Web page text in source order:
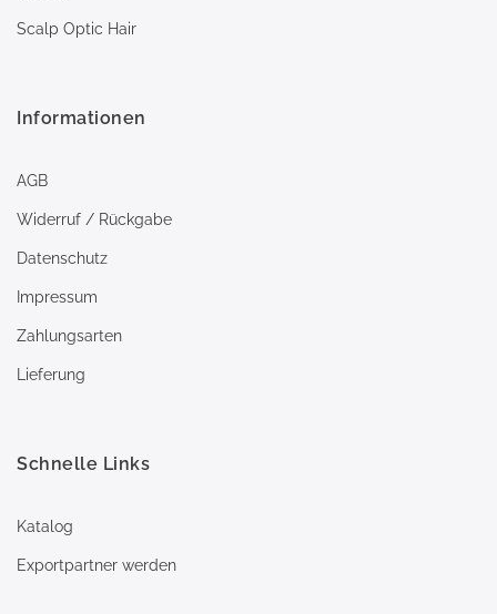
Scalp Optic Hair
Informationen
AGB
Widerruf / Rückgabe
Datenschutz
Impressum
Zahlungsarten
Lieferung
Schnelle Links
Katalog
Exportpartner werden